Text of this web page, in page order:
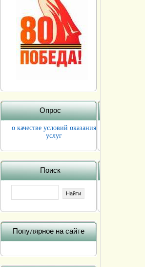
Опрос
о качестве условий оказания
услуг
Поиск
Популярное на сайте